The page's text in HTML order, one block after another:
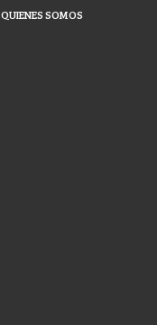
QUIENES SOMOS